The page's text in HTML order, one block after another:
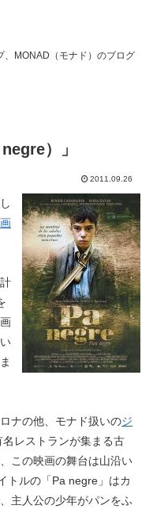
、MONAD（モナド）のブログ
）」
2011.09.26
ナの他、モナド扱いのジ
レストランが集まる古
この映画の舞台は山沿い
トルの「Pa negre」はカ
主人公の少年がパンをふ